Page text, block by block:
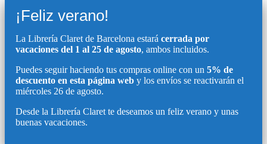
¡Feliz verano!
La Librería Claret de Barcelona estará cerrada por
vacaciones del 1 al 25 de agosto, ambos incluidos.
Puedes seguir haciendo tus compras online con un 5% de
descuento en esta página web y los envíos se reactivarán el
miércoles 26 de agosto.
Desde la Librería Claret te deseamos un feliz verano y unas
buenas vacaciones.